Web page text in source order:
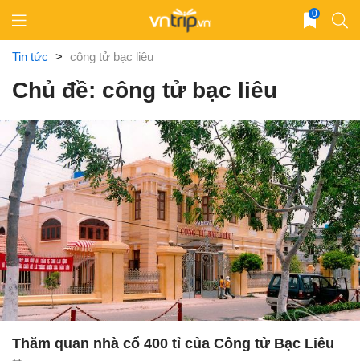
content
0
Tin tức > công tử bạc liêu
Chủ đề: công tử bạc liêu
Thăm quan nhà cổ 400 tỉ của Công tử Bạc Liêu